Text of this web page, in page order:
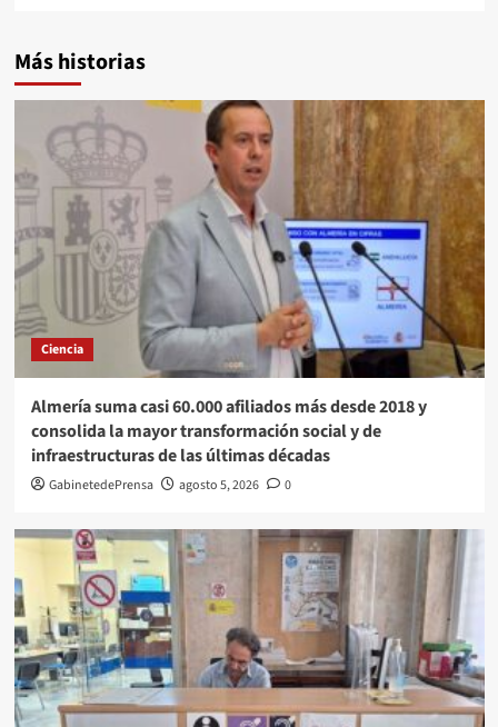
Más historias
Ciencia
Almería suma casi 60.000 afiliados más desde 2018 y
consolida la mayor transformación social y de
infraestructuras de las últimas décadas
GabinetedePrensa agosto 5, 2026 0